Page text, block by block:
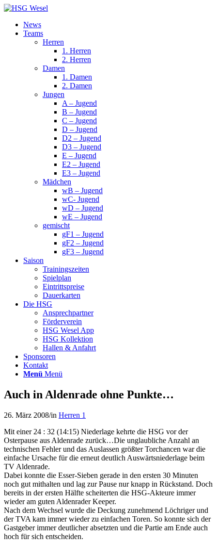
News
Teams
Herren
1. Herren
2. Herren
Damen
1. Damen
2. Damen
Jungen
A – Jugend
B – Jugend
C – Jugend
D – Jugend
D2 – Jugend
D3 – Jugend
E – Jugend
E2 – Jugend
E3 – Jugend
Mädchen
wB – Jugend
wC- Jugend
wD – Jugend
wE – Jugend
gemischt
gF1 – Jugend
gF2 – Jugend
gF3 – Jugend
Saison
Trainingszeiten
Spielplan
Eintrittspreise
Dauerkarten
Die HSG
Ansprechpartner
Förderverein
HSG Wesel App
HSG Kollektion
Hallen & Anfahrt
Sponsoren
Kontakt
Menü Menü
Auch in Aldenrade ohne Punkte…
26. März 2008/in Herren 1
Mit einer 24 : 32 (14:15) Niederlage kehrte die HSG vor der
Osterpause aus Aldenrade zurück…Die unglaubliche Anzahl an
technischen Fehler und das Auslassen größter Torchancen war die
einfache Ursache für die erneut deutlich Auswärtsniederlage beim
TV Aldenrade.
Dabei konnte die Esser-Sieben gerade in den ersten 30 Minuten
noch gut mithalten und lag zur Pause nur knapp in Rückstand. Doch
bereits in der ersten Hälfte scheiterten die HSG-Akteure immer
wieder am guten Aldenrader Keeper.
Nach dem Wechsel wurde die Deckung zunehmend Löchriger und
der TVA kam immer wieder zu einfachen Toren. So konnte sich der
Gastgeber immer deutlicher absetzten und die Partie am Ende auch
hoch für sich entscheiden.